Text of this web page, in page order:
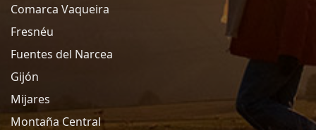
Comarca Vaqueira
Fresnéu
Fuentes del Narcea
Gijón
Mijares
Montaña Central